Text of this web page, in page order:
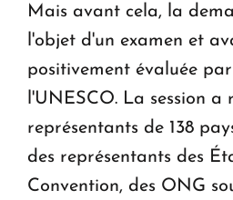
Mais avant cela, la
l'objet d'un examen et
positivement évaluée
l'UNESCO. La session a
représentants de 138
des représentants des
Convention, des ONG